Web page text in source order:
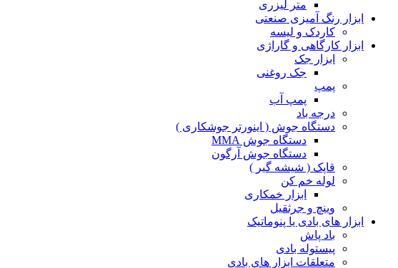
متر لیزری
ابزار رنگ آمیزی صنعتی
کاردک و لیسه
ابزار کارگاهی و گاراژی
ابزار جک
جک روغنی
پمپ
پمپ آب
درجه باد
دستگاه جوش ( اینورتر جوشکاری )
دستگاه جوش MMA
دستگاه جوش آرگون
قاپک ( شیشه گیر )
لوله خم کن
ابزار خمکاری
وینچ و جرثقیل
ابزار های بادی یا پنوماتیک
باد پاش
پیستوله بادی
متعلقات ابزار های بادی